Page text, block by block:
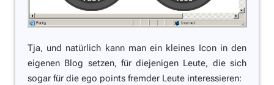
Tja, und natürlich kann man ein kleines Icon in den
eigenen Blog setzen, für diejenigen Leute, die sich
sogar für die ego points fremder Leute interessieren: